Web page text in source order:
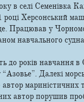
в селі Семенівка
Херсонський
Працював у
навчального
до років навчання
Далекі
мариністичних
автор порушив